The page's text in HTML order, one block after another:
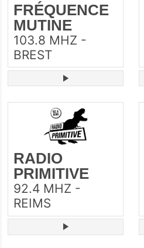
FRÉQUENCE
MUTINE
103.8 MHZ -
BREST
RADIO
PRIMITIVE
92.4 MHZ -
REIMS